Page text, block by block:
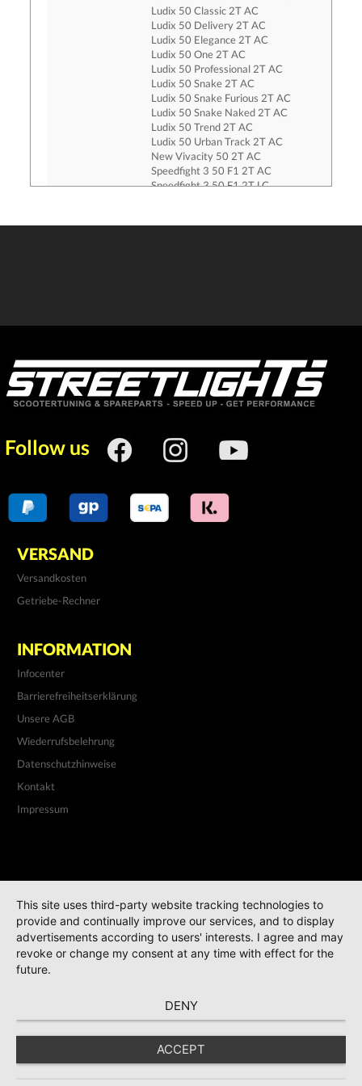
Ludix 50 Classic 2T AC
Ludix 50 Delivery 2T AC
Ludix 50 Elegance 2T AC
Ludix 50 One 2T AC
Ludix 50 Professional 2T AC
Ludix 50 Snake 2T AC
Ludix 50 Snake Furious 2T AC
Ludix 50 Snake Naked 2T AC
Ludix 50 Trend 2T AC
Ludix 50 Urban Track 2T AC
New Vivacity 50 2T AC
Speedfight 3 50 F1 2T AC
Speedfight 3 50 F1 2T LC
Streetzone 50 2T AC 10 Inch
Follow us
VERSAND
Versandkosten
Getriebe-Rechner
INFORMATION
Infocenter
Barrierefreiheitserklärung
Unsere AGB
Wiederrufsbelehrung
Datenschutzhinweise
Kontakt
Impressum
This site uses third-party website tracking technologies to
provide and continually improve our services, and to display
advertisements according to users' interests. I agree and may
revoke or change my consent at any time with effect for the
future.
DENY
ACCEPT